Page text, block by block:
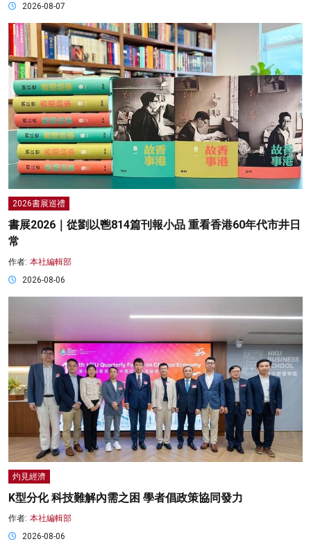
2026-08-07
2026書展巡禮
書展2026｜從劉以鬯814篇刊報小品 重看香港60年代市井日
常
作者: 本社編輯部
2026-08-06
灼見經濟
K型分化 科技難解內需之困 學者倡政策協同發力
作者: 本社編輯部
2026-08-06